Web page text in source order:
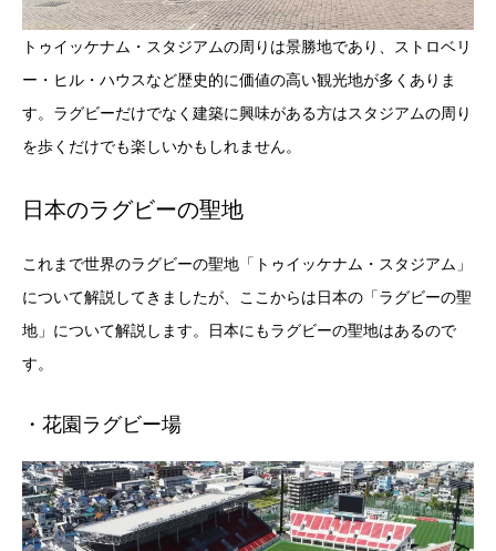
トゥイッケナム・スタジアムの周りは景勝地であり、ストロベリ
ー・ヒル・ハウスなど歴史的に価値の高い観光地が多くありま
す。ラグビーだけでなく建築に興味がある方はスタジアムの周り
を歩くだけでも楽しいかもしれません。
日本のラグビーの聖地
これまで世界のラグビーの聖地「トゥイッケナム・スタジアム」
について解説してきましたが、ここからは日本の「ラグビーの聖
地」について解説します。日本にもラグビーの聖地はあるので
す。
・花園ラグビー場